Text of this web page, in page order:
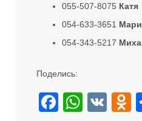
055-507-8075 Катя
054-633-3651
054-343-5217
Поделись:
F
W V